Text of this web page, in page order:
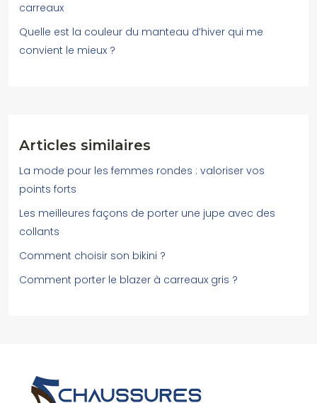
carreaux
Quelle est la couleur du manteau d’hiver qui me
convient le mieux ?
Articles similaires
La mode pour les femmes rondes : valoriser vos
points forts
Les meilleures façons de porter une jupe avec des
collants
Comment choisir son bikini ?
Comment porter le blazer à carreaux gris ?